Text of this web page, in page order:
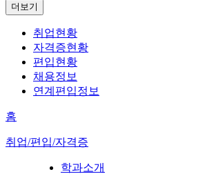
더보기
취업현황
자격증현황
편입현황
채용정보
연계편입정보
홈
취업/편입/자격증
학과소개